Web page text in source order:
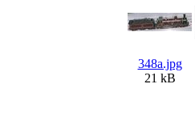
348a.jpg
21 kB